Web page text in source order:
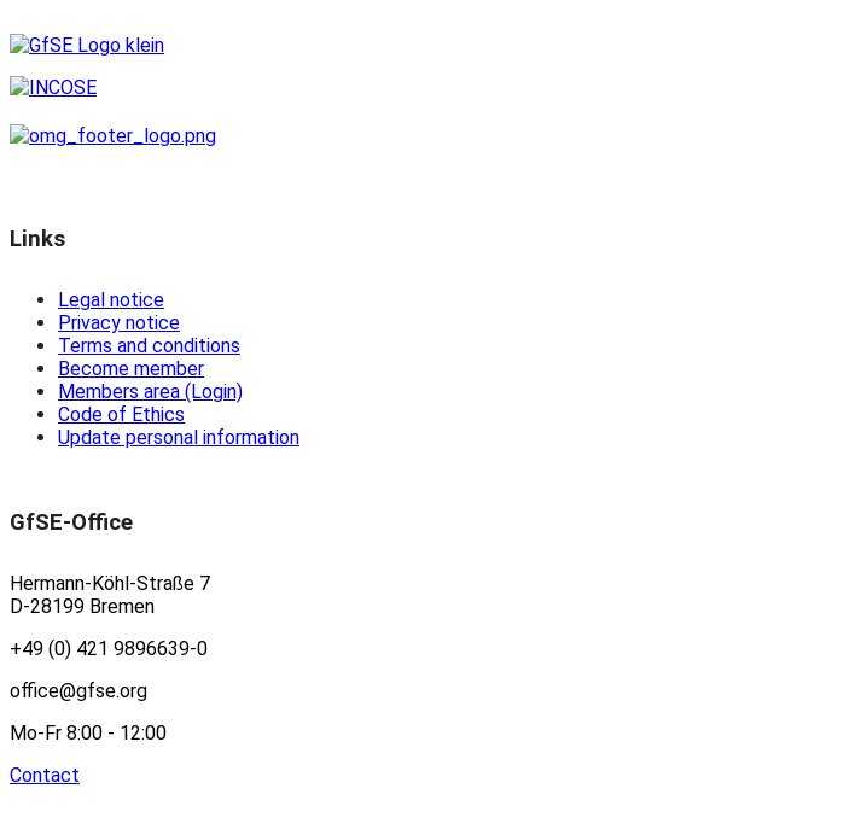
Links
Legal notice
Privacy notice
Terms and conditions
Become member
Members area (Login)
Code of Ethics
Update personal information
GfSE-Office
Hermann-Köhl-Straße 7
D-28199 Bremen
+49 (0) 421 9896639-0
office@gfse.org
Mo-Fr 8:00 - 12:00
Contact